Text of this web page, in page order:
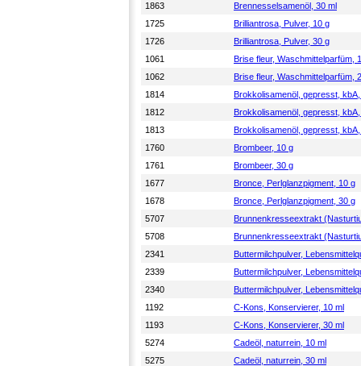
1863
Brennesselsamenöl, 30 ml
1725
Brilliantrosa, Pulver, 10 g
1726
Brilliantrosa, Pulver, 30 g
1061
Brise fleur, Waschmittelparfüm,
1062
Brise fleur, Waschmittelparfüm,
1814
Brokkolisamenöl, gepresst,
1812
Brokkolisamenöl, gepresst,
1813
Brokkolisamenöl, gepresst,
1760
Brombeer, 10 g
1761
Brombeer, 30 g
1677
Bronce, Perlglanzpigment, 10 g
1678
Bronce, Perlglanzpigment, 30 g
5707
Brunnenkresseextrakt
5708
Brunnenkresseextrakt
2341
Buttermilchpulver,
2339
Buttermilchpulver,
2340
Buttermilchpulver,
1192
C-Kons, Konservierer, 10 ml
1193
C-Kons, Konservierer, 30 ml
5274
Cadeöl, naturrein, 10 ml
5275
Cadeöl, naturrein, 30 ml